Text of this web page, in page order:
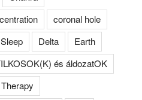
coronal hole
Delta
Earth
és áldozatOK